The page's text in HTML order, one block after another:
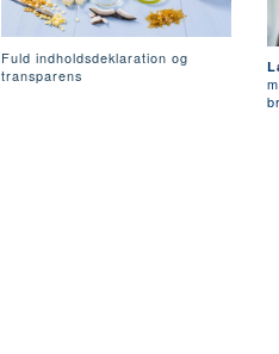
Fuld indholdsdeklaration og
transparens